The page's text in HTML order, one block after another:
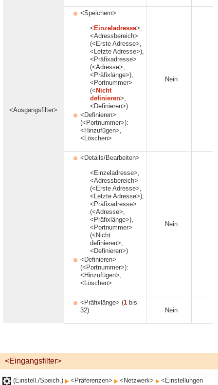
<Ausgangsfilter>
<Speichern>
< Einzeladresse>,
<Adressbereich>
(<Erste Adresse>,
<Letzte Adresse>),
<Präfixadresse>
(<Adresse>,
<Präfixlänge>),
<Portnummer>
(< Nicht
definieren>,
<Definieren>)
<Definieren>
(<Portnummer>):
<Hinzufügen>,
<Löschen>
Nein
<Details/Bearbeiten>
<Einzeladresse>,
<Adressbereich>
(<Erste Adresse>,
<Letzte Adresse>),
<Präfixadresse>
(<Adresse>,
<Präfixlänge>),
<Portnummer>
(<Nicht
definieren>,
<Definieren>)
<Definieren>
(<Portnummer>):
<Hinzufügen>,
<Löschen>
Nein
<Präfixlänge> (1 bis
32)
Nein
<Eingangsfilter>
(Einstell./Speich.) <Präferenzen> <Netzwerk>
<Einstellungen